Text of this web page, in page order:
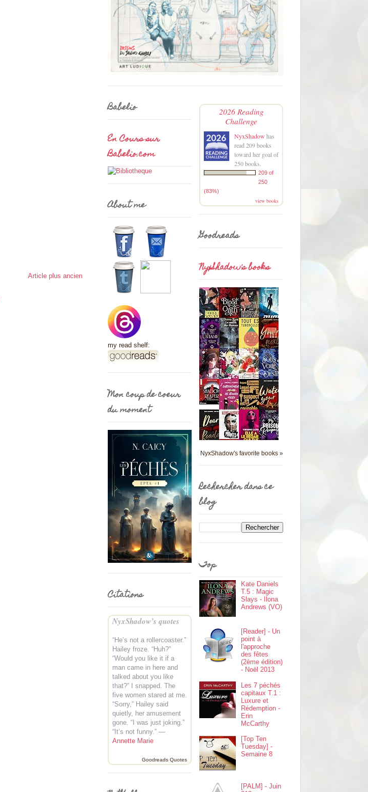
Article plus ancien
Babelio
En Cours sur
Babelio.com
About me
my read shelf:
Mon coup de coeur
du moment
Citations
NyxShadow’s quotes
“He’s not a rollercoaster.”
Hailey froze. “Huh?”
“Would you like it if a
man came in here and
talked about you like
that?” I snapped. The
five women stared at me.
“Sorry,” Hailey said
quietly, her amusement
gone. “I was just joking.”
“It’s not funny.” —
Annette Marie
Goodreads Quotes
2026 Reading
Challenge
NyxShadow has
read 209 books
toward her goal of
250 books.
209 of
250
(83%)
view books
Goodreads
NyxShadow's books
NyxShadow's favorite books »
Rechercher dans ce
blog
Top
Kate Daniels
T.5 : Magic
Slays - Ilona
Andrews (VO)
[Reader] - Un
point à
l'approche
des fêtes
(2ème édition)
- Noël 2013
Les 7 péchés
capitaux T.1 :
Luxure et
Rédemption -
Erin
McCarthy
[Top Ten
Tuesday] -
Semaine 8
[PALM] - Juin